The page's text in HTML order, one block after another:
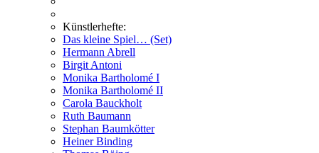
Künstlerhefte:
Das kleine Spiel… (Set)
Hermann Abrell
Birgit Antoni
Monika Bartholomé I
Monika Bartholomé II
Carola Bauckholt
Ruth Baumann
Stephan Baumkötter
Heiner Binding